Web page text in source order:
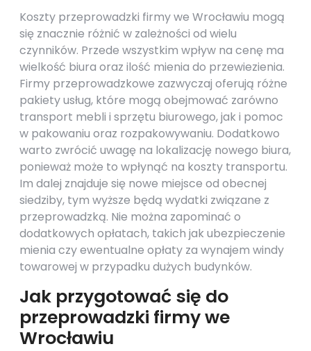
Koszty przeprowadzki firmy we Wrocławiu mogą
się znacznie różnić w zależności od wielu
czynników. Przede wszystkim wpływ na cenę ma
wielkość biura oraz ilość mienia do przewiezienia.
Firmy przeprowadzkowe zazwyczaj oferują różne
pakiety usług, które mogą obejmować zarówno
transport mebli i sprzętu biurowego, jak i pomoc
w pakowaniu oraz rozpakowywaniu. Dodatkowo
warto zwrócić uwagę na lokalizację nowego biura,
ponieważ może to wpłynąć na koszty transportu.
Im dalej znajduje się nowe miejsce od obecnej
siedziby, tym wyższe będą wydatki związane z
przeprowadzką. Nie można zapominać o
dodatkowych opłatach, takich jak ubezpieczenie
mienia czy ewentualne opłaty za wynajem windy
towarowej w przypadku dużych budynków.
Jak przygotować się do
przeprowadzki firmy we
Wrocławiu